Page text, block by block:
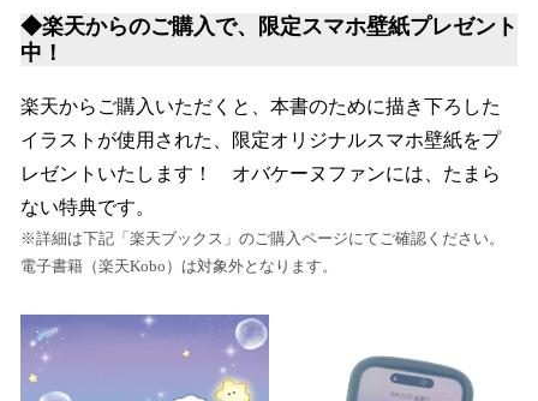
◆楽天からのご購入で、限定スマホ壁紙プレゼント
中！
楽天からご購入いただくと、本書のために描き下ろした
イラストが使用された、限定オリジナルスマホ壁紙をプ
レゼントいたします！ オバケーヌファンには、たまら
ない特典です。
※詳細は下記「楽天ブックス」のご購入ページにてご確認ください。
電子書籍（楽天Kobo）は対象外となります。